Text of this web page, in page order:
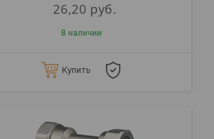
26,20 руб.
В наличии
Купить